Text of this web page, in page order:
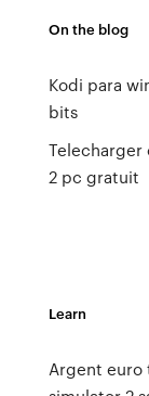
On the blog
Kodi para
bits
Telecharger
2 pc gratuit
Learn
Argent euro